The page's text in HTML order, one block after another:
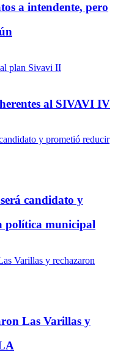
a intendente, pero
al SIVAVI IV
candidato y
política municipal
Las Varillas y